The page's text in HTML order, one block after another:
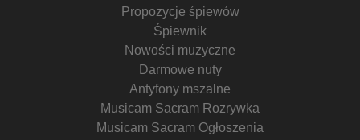
Propozycje śpiewów
Śpiewnik
Nowości muzyczne
Darmowe nuty
Antyfony mszalne
Musicam Sacram Rozrywka
Musicam Sacram Ogłoszenia